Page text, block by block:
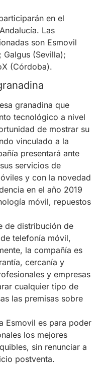
en el
Las
son Esmovil
Galgus (Sevilla);
(Córdoba).
granadina que
tecnológico a nivel
de mostrar su
vinculado a la
presentará ante
servicios de
y con la novedad
en el año 2019
móvil, repuestos
de distribución de
telefonía móvil,
la compañía es
cercanía y
y empresas
cualquier tipo de
las premisas sobre
Esmovil es para poder
los mejores
sin renunciar a
postventa.